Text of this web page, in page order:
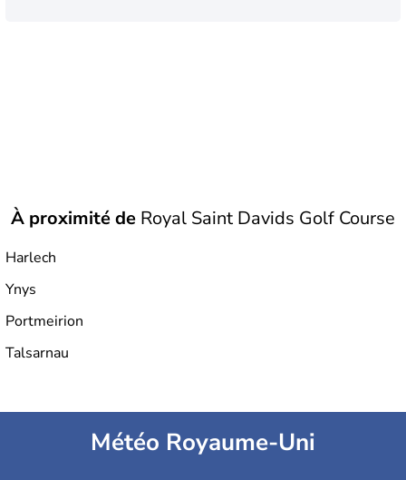
À proximité de Royal Saint Davids Golf Course
Harlech
Ynys
Portmeirion
Talsarnau
Météo Royaume-Uni